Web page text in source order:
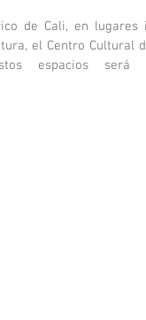
de Cali, en lugares
el Centro Cultural